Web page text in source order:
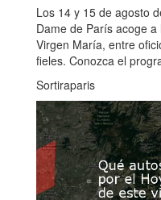
Los 14 y 15 de agosto
Dame de París acoge
Virgen María, entre
fieles. Conozca el
Sortiraparis